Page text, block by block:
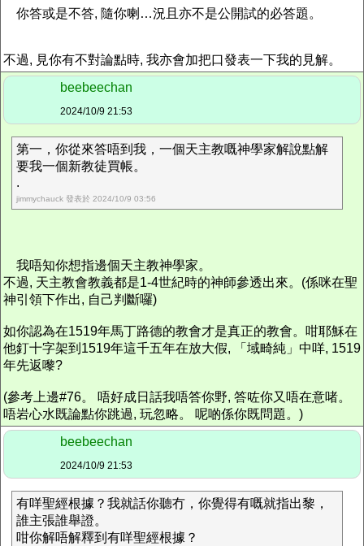
你答或是不答, 隨你喇…況且亦不是公開試的必答題。
不過, 見你有不對論點時, 我亦會加把口發表一下我的見解。
beebeechan
2024/10/9 21:53
第一，你從來答唔到我，一個天主教嘅神學家解說點解
要我一個新教徒買帳。
.
jimmychauck 發表於 2024/10/9 03:56
我唔知你想指邊個天主教神學家。
不過, 天主教會教義都是1-4世紀時的神師參透出來。(係咪在聖
神引領下作出, 自己判斷囉)
如你認為在1519年馬丁路德的教會才是真正的教會。咁耶穌在
他釘十字架到1519年這千五年在放大假, 「域畸純」中咩, 1519
年先返嚟?
(參考上邊#76。 唔好成日話我唔答你野, 答咗你又唔在意啫。
唔岩心水既論點你跳過, 玩忽略。 呢啲係你既問題。)
beebeechan
2024/10/9 21:53
有咩聖經根據？我就話你聽冇，你覺得有嘅就指出黎，
誰主張誰舉證。
咁你解唔解釋到有咩聖經根據？